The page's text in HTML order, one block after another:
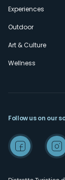
Experiences
Outdoor
Art & Culture
Wellness
Follow us on our